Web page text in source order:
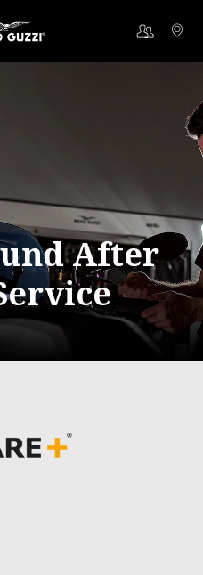
to content
After